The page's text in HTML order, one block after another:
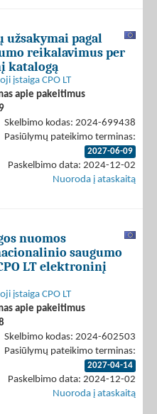
pagal
reikalavimus per
katalogą
įstaiga CPO LT
apie pakeitimus
Skelbimo kodas: 2024-699438
Pasiūlymų pateikimo terminas:
2027-06-09
Paskelbimo data: 2024-12-02
Nuoroda į ataskaitą
nuomos
saugumo
LT elektroninį
įstaiga CPO LT
apie pakeitimus
Skelbimo kodas: 2024-602503
Pasiūlymų pateikimo terminas:
2027-04-14
Paskelbimo data: 2024-12-02
Nuoroda į ataskaitą